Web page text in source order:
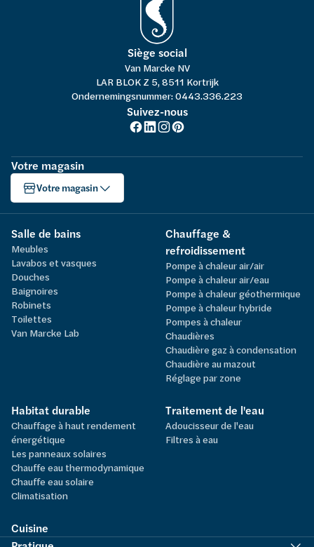
Siège social
Van Marcke NV
LAR BLOK Z 5, 8511 Kortrijk
Ondernemingsnummer: 0443.336.223
Suivez-nous
Votre magasin
Votre magasin
Salle de bains
Meubles
Lavabos et vasques
Douches
Baignoires
Robinets
Toilettes
Van Marcke Lab
Chauffage &
refroidissement
Pompe à chaleur air/air
Pompe à chaleur air/eau
Pompe à chaleur géothermique
Pompe à chaleur hybride
Pompes à chaleur
Chaudières
Chaudière gaz à condensation
Chaudière au mazout
Réglage par zone
Habitat durable
Chauffage à haut rendement
énergétique
Les panneaux solaires
Chauffe eau thermodynamique
Chauffe eau solaire
Climatisation
Traitement de l'eau
Adoucisseur de l'eau
Filtres à eau
Cuisine